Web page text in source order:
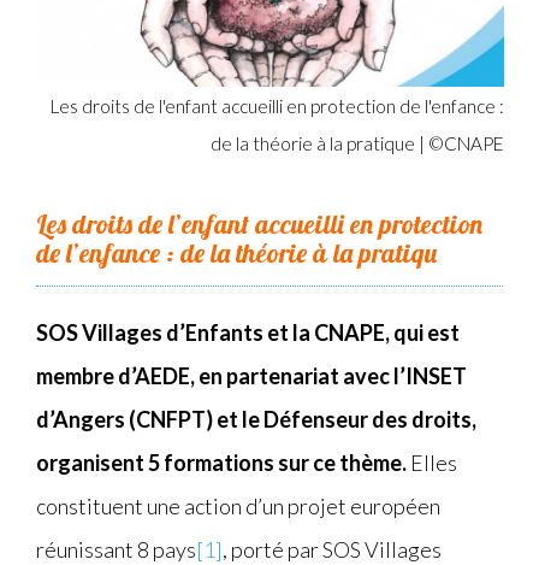
Les droits de l'enfant accueilli en protection de l'enfance :
de la théorie à la pratique | ©CNAPE
Les droits de l’enfant accueilli en protection
de l’enfance : de la théorie à la pratiqu
SOS Villages d’Enfants et la CNAPE, qui est
membre d’AEDE, en partenariat avec l’INSET
d’Angers (CNFPT) et le Défenseur des droits,
organisent 5 formations sur ce thème. Elles
constituent une action d’un projet européen
réunissant 8 pays[1], porté par SOS Villages